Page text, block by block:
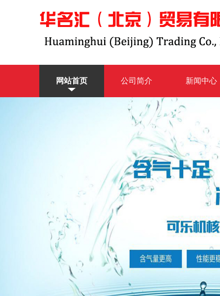
网站首页 公司简介 新闻中心